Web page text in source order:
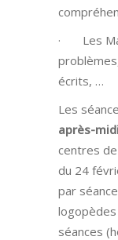
· Les
écrits, …
Les
après-
centres
du 24
par
séances